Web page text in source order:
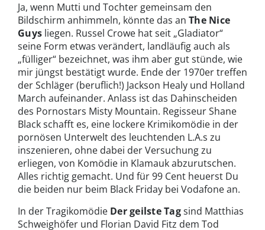
Ja, wenn Mutti und Tochter gemeinsam den
Bildschirm anhimmeln, könnte das an The Nice
Guys liegen. Russel Crowe hat seit „Gladiator“
seine Form etwas verändert, landläufig auch als
„fülliger“ bezeichnet, was ihm aber gut stünde, wie
mir jüngst bestätigt wurde. Ende der 1970er treffen
der Schläger (beruflich!) Jackson Healy und Holland
March aufeinander. Anlass ist das Dahinscheiden
des Pornostars Misty Mountain. Regisseur Shane
Black schafft es, eine lockere Krimikomödie in der
pornösen Unterwelt des leuchtenden L.A.s zu
inszenieren, ohne dabei der Versuchung zu
erliegen, von Komödie in Klamauk abzurutschen.
Alles richtig gemacht. Und für 99 Cent heuerst Du
die beiden nur beim Black Friday bei Vodafone an.
In der Tragikomödie Der geilste Tagsind Matthias
Schweighöfer und Florian David Fitz dem Tod